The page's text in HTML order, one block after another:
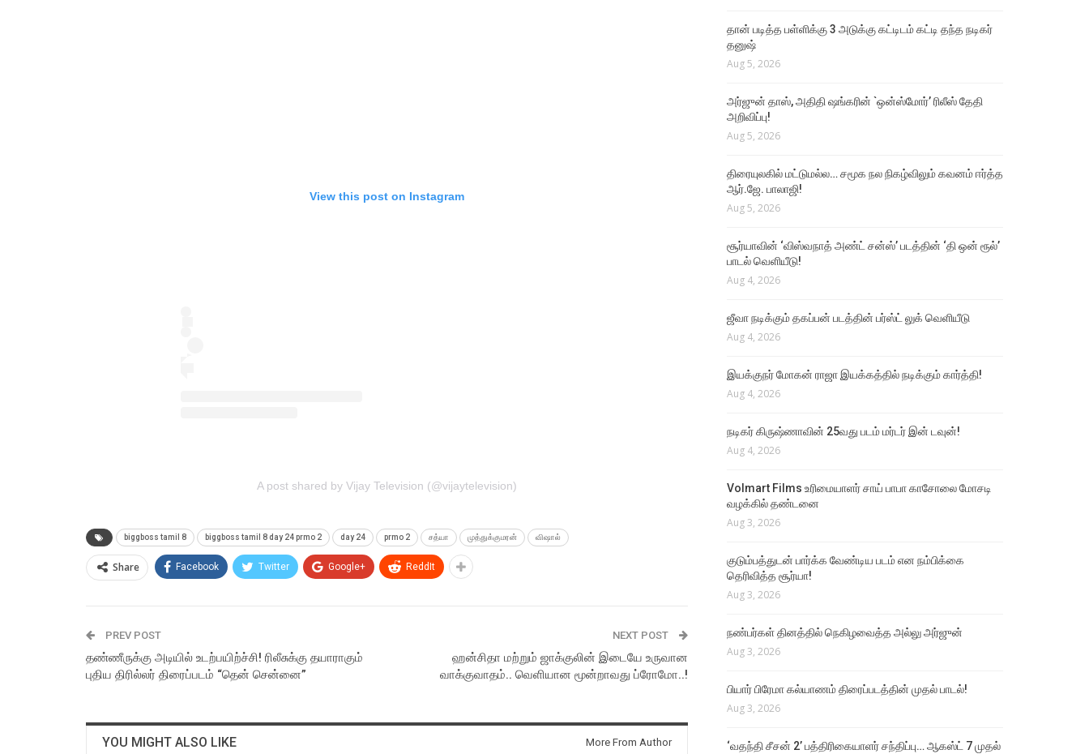
View this post on Instagram
A post shared by Vijay Television (@vijaytelevision)
biggboss tamil 8 biggboss tamil 8 day 24 prmo 2 day 24 prmo 2 சத்யா முத்துக்குமரன் விஷால்
Share Facebook Twitter Google+ ReddIt
PREV POST
தண்ணீருக்கு அடியில் உடற்பயிற்ச்சி! ரிலீசுக்கு தயாராகும்
புதிய திரில்லர் திரைப்படம் “தென் சென்னை”
NEXT POST
ஹன்சிதா மற்றும் ஜாக்குலின் இடையே உருவான
வாக்குவாதம்.. வெளியான மூன்றாவது ப்ரோமோ..!
YOU MIGHT ALSO LIKE More From Author
தான் படித்த பள்ளிக்கு 3 அடுக்கு கட்டிடம் கட்டி தந்த நடிகர்
தனுஷ்
Aug 5, 2026
அர்ஜுன் தாஸ், அதிதி ஷங்கரின் `ஒன்ஸ்மோர்’ ரிலீஸ் தேதி
அறிவிப்பு!
Aug 5, 2026
திரையுலகில் மட்டுமல்ல… சமூக நல நிகழ்விலும் கவனம் ஈர்த்த
ஆர்.ஜே. பாலாஜி!
Aug 5, 2026
சூர்யாவின் ‘விஸ்வநாத் அண்ட் சன்ஸ்’ படத்தின் ‘தி ஒன் ரூல்’
பாடல் வெளியீடு!
Aug 4, 2026
ஜீவா நடிக்கும் தகப்பன் படத்தின் பர்ஸ்ட் லுக் வெளியீடு
Aug 4, 2026
இயக்குநர் மோகன் ராஜா இயக்கத்தில் நடிக்கும் கார்த்தி!
Aug 4, 2026
நடிகர் கிருஷ்ணாவின் 25வது படம் மர்டர் இன் டவுன்!
Aug 4, 2026
Volmart Films உரிமையாளர் சாய் பாபா காசோலை மோசடி
வழக்கில் தண்டனை
Aug 3, 2026
குடும்பத்துடன் பார்க்க வேண்டிய படம் என நம்பிக்கை
தெரிவித்த சூர்யா!
Aug 3, 2026
நண்பர்கள் தினத்தில் நெகிழவைத்த அல்லு அர்ஜுன்
Aug 3, 2026
பியார் பிரேமா கல்யாணம் திரைப்படத்தின் முதல் பாடல்!
Aug 3, 2026
‘வதந்தி சீசன் 2’ பத்திரிகையாளர் சந்திப்பு… ஆகஸ்ட் 7 முதல்